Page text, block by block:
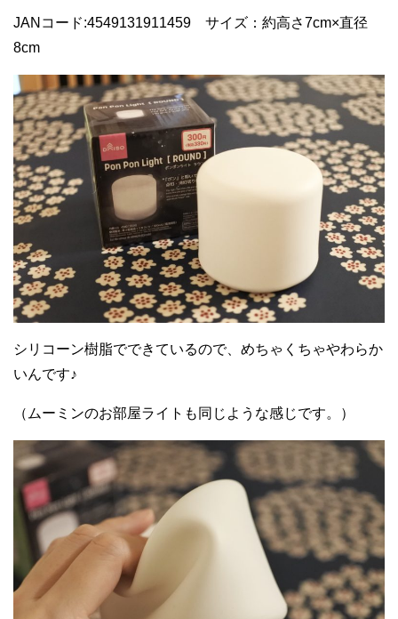
JANコード:4549131911459 サイズ：約高さ7cm×直径
8cm
シリコーン樹脂でできているので、めちゃくちゃやわらか
いんです♪
（ムーミンのお部屋ライトも同じような感じです。）